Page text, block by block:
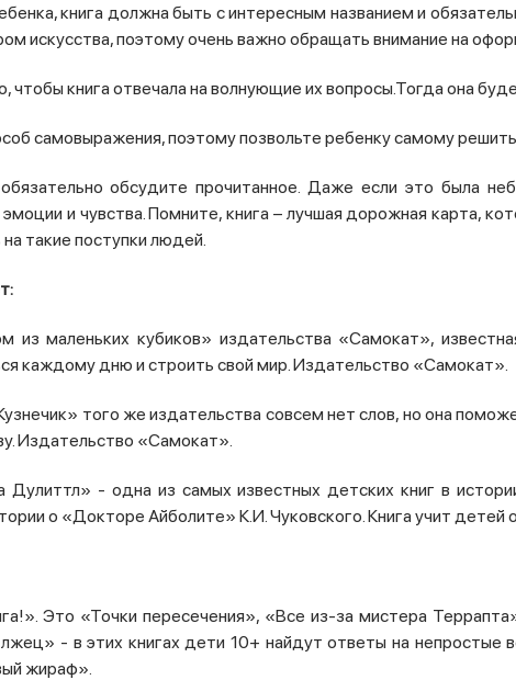
книга должна быть с интересным названием и
искусства, поэтому очень важно обращать внимание на
чтобы книга отвечала на волнующие их вопросы.Тогда она
самовыражения, поэтому позвольте ребенку самому
обсудите прочитанное. Даже если это была
и чувства. Помните, книга – лучшая дорожная карта,
такие поступки людей.
из маленьких кубиков» издательства «Самокат»,
каждому дню и строить свой мир. Издательство «Самокат».
того же издательства совсем нет слов, но она
Издательство «Самокат».
- одна из самых известных детских книг в
о «Докторе Айболите» К.И. Чуковского. Книга учит детей
Это «Точки пересечения», «Все из-за мистера
- в этих книгах дети 10+ найдут ответы на непростые
жираф».